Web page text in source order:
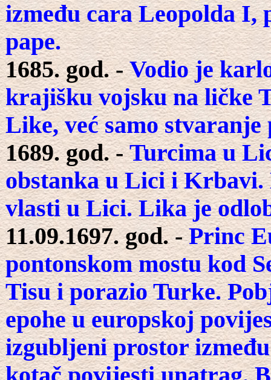
između cara Leopolda I,
pape.
1685. god. -Vodio je
krajišku vojsku na ličke
Like, već samo
1689. god. -Turcima u
obstanka u Lici i Krbavi.
vlasti u Lici. Lika je
11.09.1697. god. -Princ
pontonskom mostu kod
Tisu i porazio Turke.
epohe u europskoj
izgubljeni prostor